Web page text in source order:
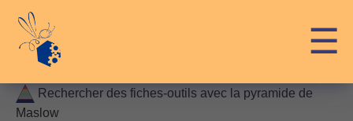
content
☰
Rechercher des fiches-outils avec la pyramide de
Maslow